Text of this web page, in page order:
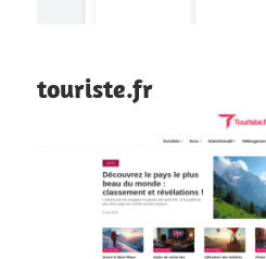
touriste.fr